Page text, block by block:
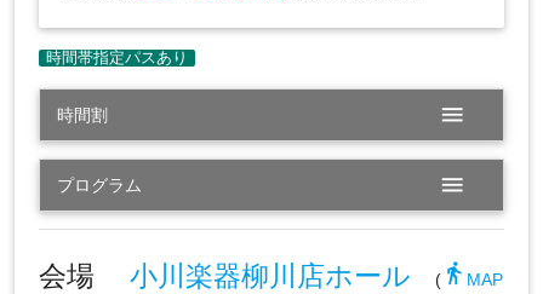
時間割 menu
プログラム menu
会場 小川楽器柳川店ホール (directions_walk MAP